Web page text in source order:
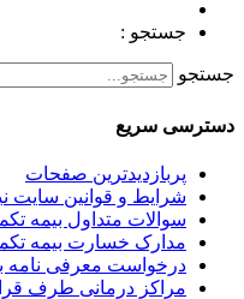
جستجو :
جستجو
دسترسی سریع
پربازدیدترین صفحات
شرایط و قوانین سایت
سوالات متداول بیمه
مدارک خسارت بیمه
درخواست معرفی نامه
مراکز درمانی طرف